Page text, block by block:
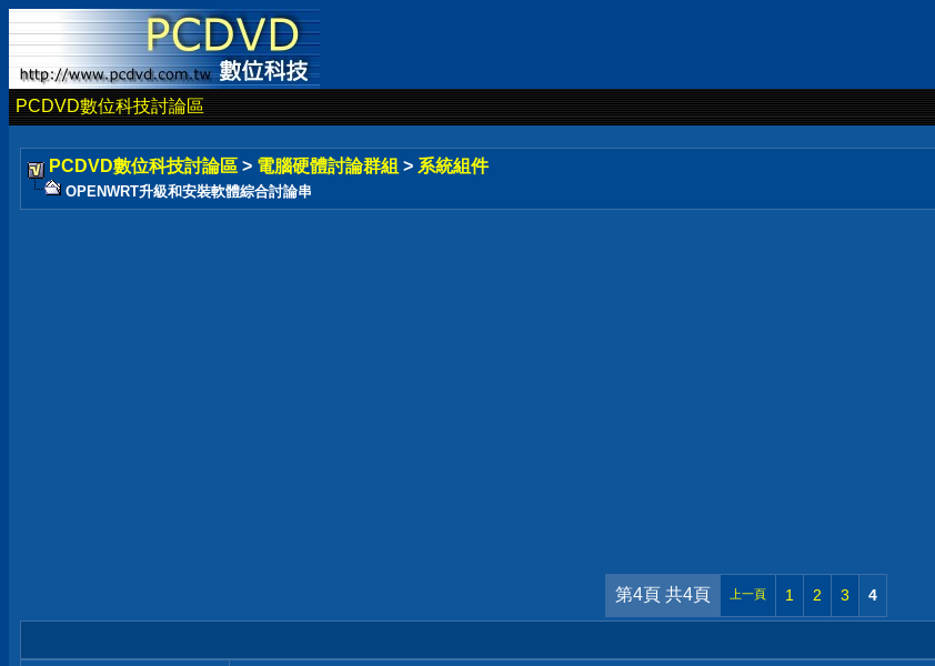
PCDVD數位科技討論區
PCDVD數位科技討論區 > 電腦硬體討論群組 > 系統組件
OPENWRT升級和安裝軟體綜合討論串
第4頁 共4頁 上一頁 1 2 3 4